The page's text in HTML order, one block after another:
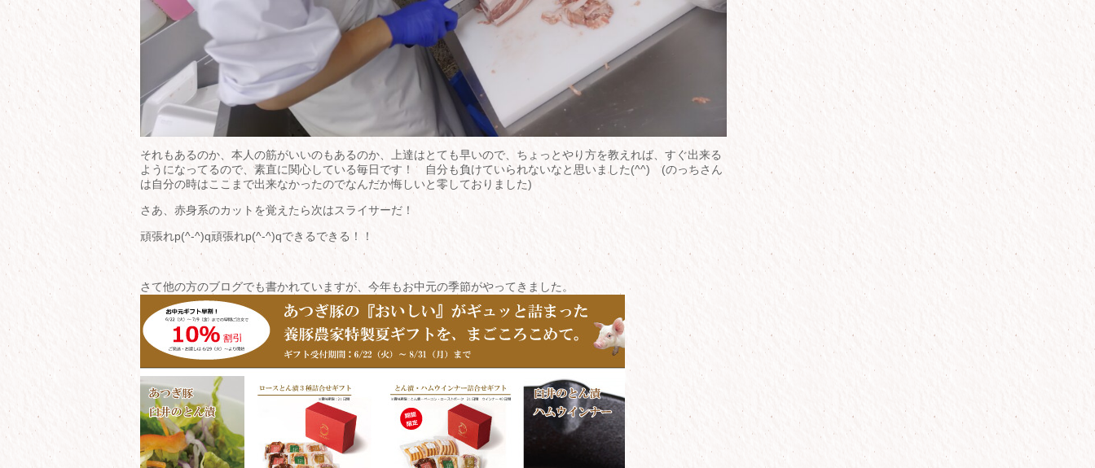
それもあるのか、本人の筋がいいのもあるのか、上達はとても早いので、ちょっとやり方を教えれば、すぐ出来る
ようになってるので、素直に関心している毎日です！ 自分も負けていられないなと思いました(^^) (のっちさん
は自分の時はここまで出来なかったのでなんだか悔しいと零しておりました)
さあ、赤身系のカットを覚えたら次はスライサーだ！
頑張れp(^-^)q頑張れp(^-^)qできるできる！！
さて他の方のブログでも書かれていますが、今年もお中元の季節がやってきました。